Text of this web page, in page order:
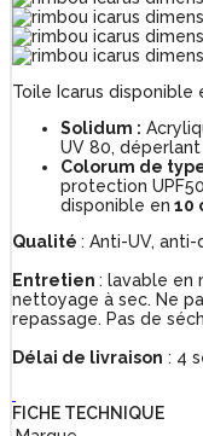
Toile Icarus disponible
Solidum :
UV 80,
Colorum de
protection
disponible en 10
Qualité : Anti-UV,
Entretien : lavable en
nettoyage à sec. Ne
repassage. Pas de
Délai de livraison : 4
FICHE TECHNIQUE